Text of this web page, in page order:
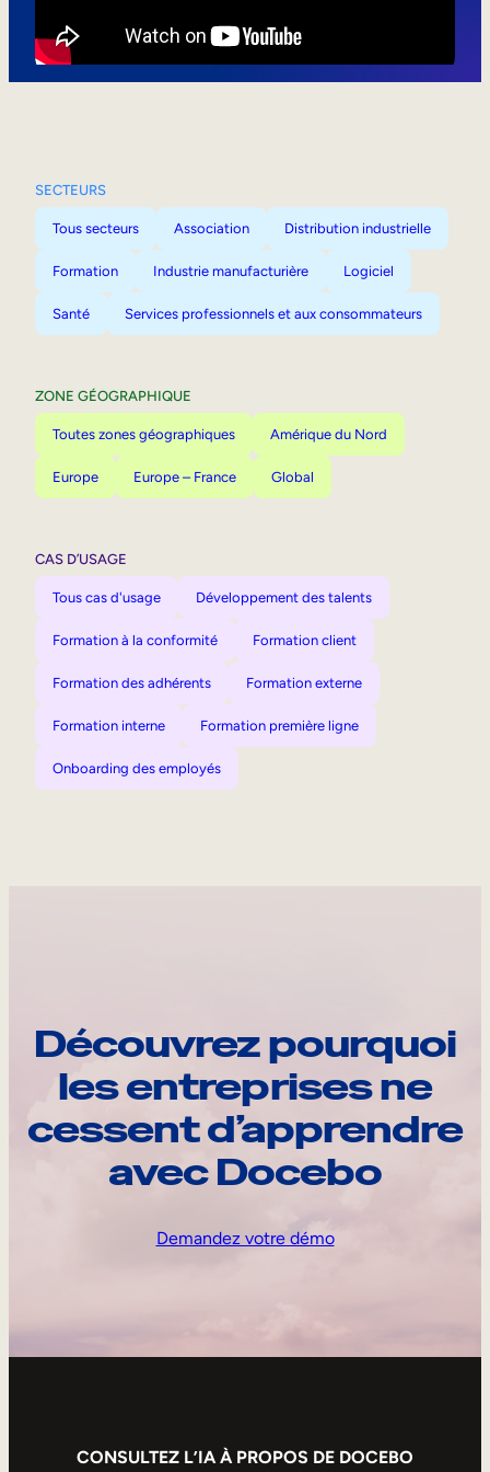
SECTEURS
Tous secteurs Association Distribution industrielle
Formation Industrie manufacturière Logiciel
Santé Services professionnels et aux consommateurs
ZONE GÉOGRAPHIQUE
Toutes zones géographiques Amérique du Nord
Europe Europe – France Global
CAS D’USAGE
Tous cas d'usage Développement des talents
Formation à la conformité Formation client
Formation des adhérents Formation externe
Formation interne Formation première ligne
Onboarding des employés
Découvrez pourquoi
les entreprises ne
cessent d’apprendre
avec Docebo
Demandez votre démo
CONSULTEZ L’IA À PROPOS DE DOCEBO